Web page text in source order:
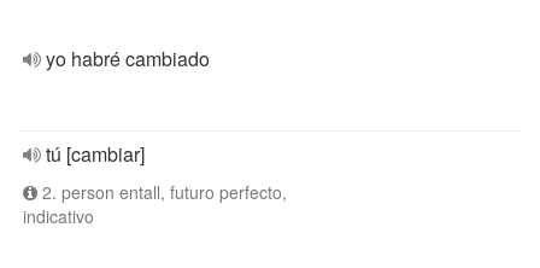
yo habré cambiado
tú [cambiar]
2. person entall, futuro perfecto,
indicativo